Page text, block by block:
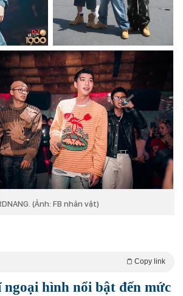
(Ảnh: FB nhân vật)
Copy link
hình nổi bật đến mức